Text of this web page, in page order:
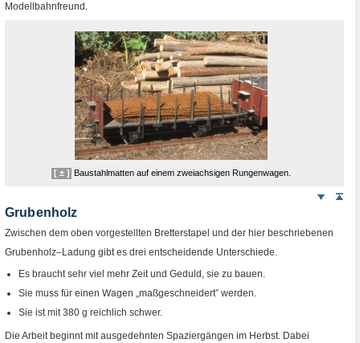
Modellbahnfreund.
[ ± ] Baustahlmatten auf einem zweiachsigen Rungenwagen.
Weiter
Grubenholz
Zwischen dem oben vorgestellten Bretterstapel und der hier beschriebenen
Grubenholz–Ladung gibt es drei entscheidende Unterschiede.
Es braucht sehr viel mehr Zeit und Geduld, sie zu bauen.
Sie muss für einen Wagen „maßgeschneidert” werden.
Sie ist mit 380 g reichlich schwer.
Die Arbeit beginnt mit ausgedehnten Spaziergängen im Herbst. Dabei